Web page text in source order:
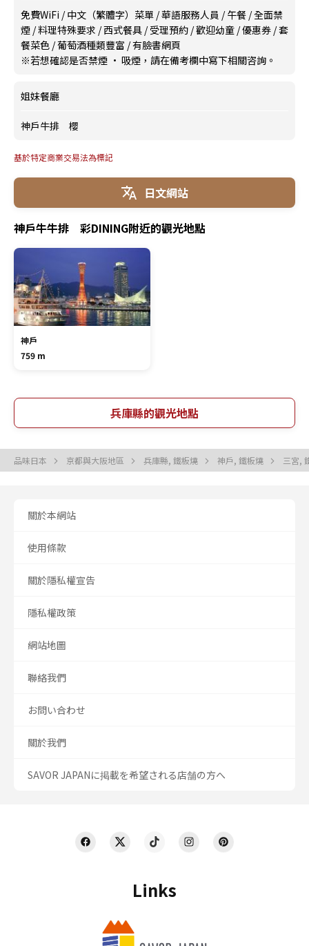
免費WiFi /中文（繁體字）菜單 /華語服務人員 /午餐 /全面禁
煙 /料理特殊要求 /西式餐具 /受理預約 /歡迎幼童 /優惠券 /套
餐菜色 /葡萄酒種類豐富 /有臉書網頁
※若想確認是否禁煙 · 吸煙，請在備考欄中寫下相關咨詢。
姐妹餐廳
神戶牛排 櫻
基於特定商業交易法為標記
日文網站
神戶牛牛排 彩DINING附近的觀光地點
神戶
759 m
兵庫縣的觀光地點
品味日本 京都與大阪地區 兵庫縣, 鐵板燒 神戶, 鐵板燒 三宮,
Links
關於本網站
使用條款
關於隱私權宣告
隱私權政策
網站地圖
聯絡我們
お問い合わせ
關於我們
SAVOR JAPANに掲載を希望される店舗の方へ